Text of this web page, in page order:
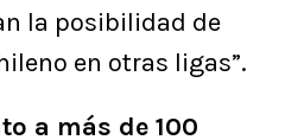
la posibilidad de
en otras ligas”.
a más de 100